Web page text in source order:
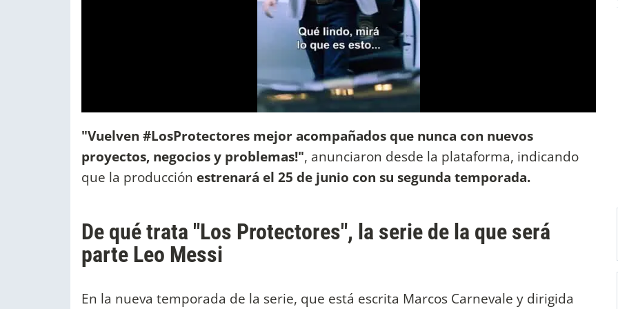
"Vuelven #LosProtectores mejor acompañados que nunca con nuevos
proyectos, negocios y problemas!", anunciaron desde la plataforma, indicando
que la producción estrenará el 25 de junio con su segunda temporada.
De qué trata "Los Protectores", la serie de la que será
parte Leo Messi
En la nueva temporada de la serie, que está escrita Marcos Carnevale y dirigida